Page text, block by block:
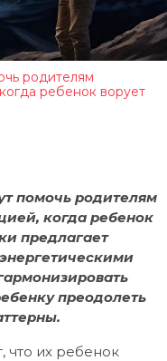
родителям
ребенок ворует
помочь родителям
когда ребенок
предлагает
преодолеть
что их ребенок